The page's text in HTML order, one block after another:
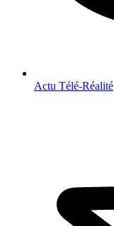
Actu Télé-Réalité